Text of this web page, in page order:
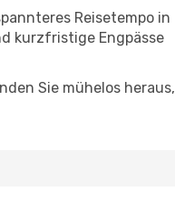
Reisetempo in
kurzfristige Engpässe
Sie mühelos heraus,